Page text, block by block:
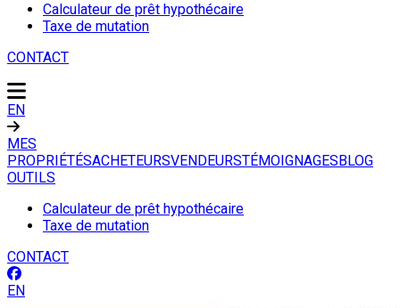
Calculateur de prêt hypothécaire
Taxe de mutation
CONTACT
EN
MES
PROPRIÉTÉSACHETEURSVENDEURSTÉMOIGNAGESBLOG
OUTILS
Calculateur de prêt hypothécaire
Taxe de mutation
CONTACT
EN